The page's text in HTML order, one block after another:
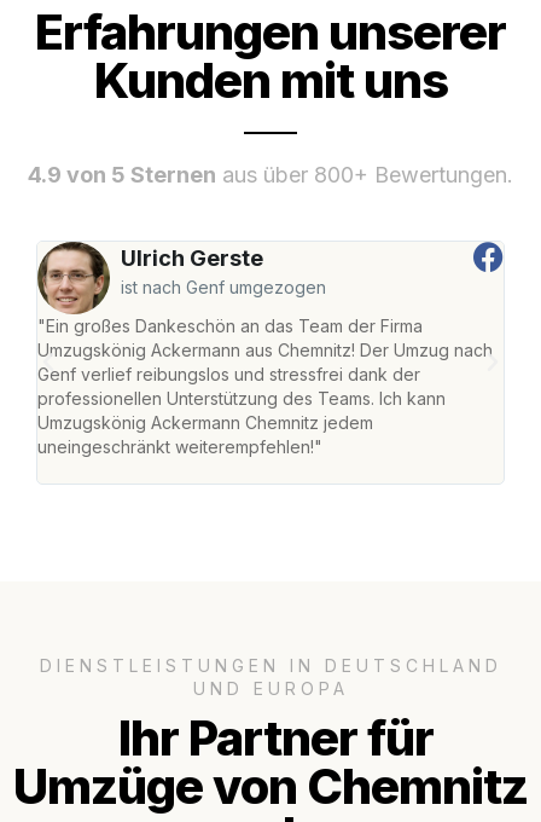
Erfahrungen unserer
Kunden mit uns
4.9 von 5 Sternen aus über 800+ Bewertungen.
Ulrich Gerste
ist nach Genf umgezogen
"Ein großes Dankeschön an das Team der Firma
Umzugskönig Ackermann aus Chemnitz! Der Umzug nach
Genf verlief reibungslos und stressfrei dank der
professionellen Unterstützung des Teams. Ich kann
Umzugskönig Ackermann Chemnitz jedem
uneingeschränkt weiterempfehlen!"
DIENSTLEISTUNGEN IN DEUTSCHLAND
UND EUROPA
Ihr Partner für
Umzüge von Chemnitz